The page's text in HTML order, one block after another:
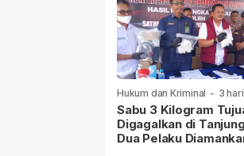
Hukum dan Kriminal - 3
Sabu 3 Kilogram
Digagalkan di
Dua Pelaku